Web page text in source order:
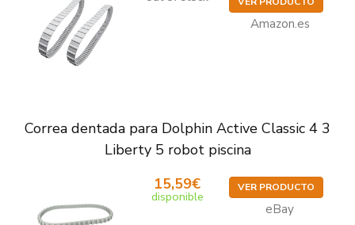
Amazon.es
Correa dentada para Dolphin Active Classic 4 3
Liberty 5 robot piscina
15,59€
disponible
VER PRODUCTO
eBay